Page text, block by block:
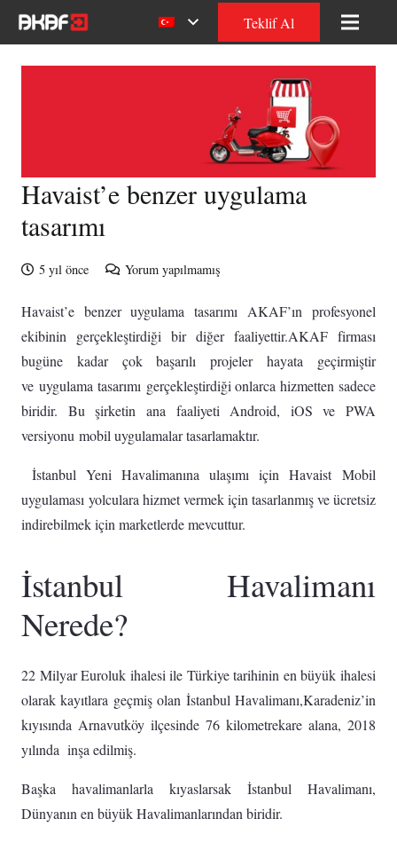
Teklif Al
Havaist’e benzer uygulama
tasarımı
5 yıl önce Yorum yapılmamış
Havaist’e benzer uygulama tasarımı AKAF’ın profesyonel
ekibinin gerçekleştirdiği bir diğer faaliyettir.AKAF firması
bugüne kadar çok başarılı projeler hayata geçirmiştir
ve uygulama tasarımı gerçekleştirdiği onlarca hizmetten sadece
biridir. Bu şirketin ana faaliyeti Android, iOS ve PWA
versiyonu mobil uygulamalar tasarlamaktır.
İstanbul Yeni Havalimanına ulaşımı için Havaist Mobil
uygulaması yolculara hizmet vermek için tasarlanmış ve ücretsiz
indirebilmek için marketlerde mevcuttur.
İstanbul Havalimanı
Nerede?
22 Milyar Euroluk ihalesi ile Türkiye tarihinin en büyük ihalesi
olarak kayıtlara geçmiş olan İstanbul Havalimanı,Karadeniz’in
kıyısında Arnavutköy ilçesinde 76 kilometrekare alana, 2018
yılında inşa edilmiş.
Başka havalimanlarla kıyaslarsak İstanbul Havalimanı,
Dünyanın en büyük Havalimanlarından biridir.